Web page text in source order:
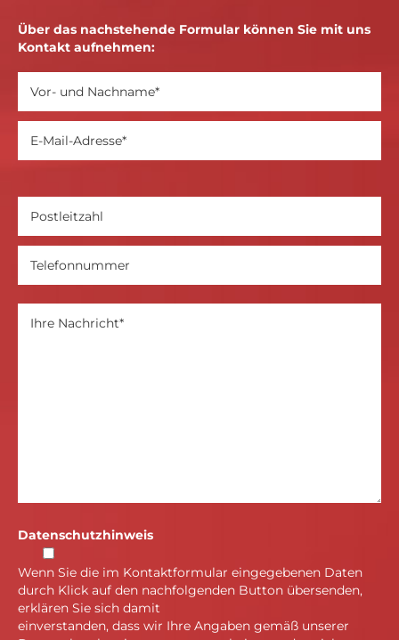
Über das nachstehende Formular können Sie mit uns
Kontakt aufnehmen:
Datenschutzhinweis
Wenn Sie die im Kontaktformular eingegebenen Daten
durch Klick auf den nachfolgenden Button übersenden,
erklären Sie sich damit
einverstanden, dass wir Ihre Angaben gemäß unserer